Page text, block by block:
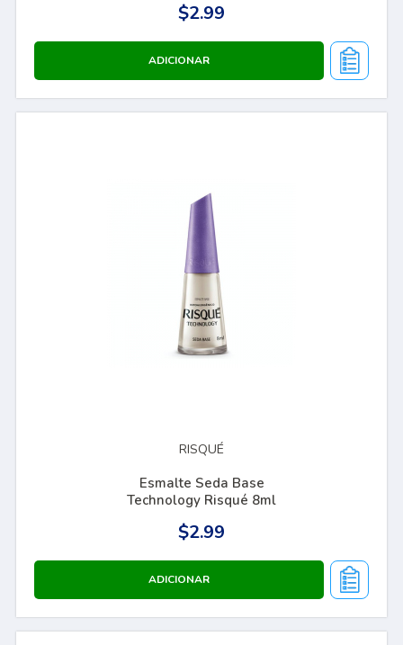
$2.99
RISQUÉ
Esmalte Seda Base
Technology Risqué 8ml
$2.99